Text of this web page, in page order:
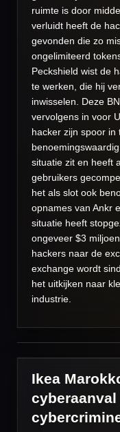
ruimte is door
verluidt heeft de
gevonden die zo
ongelimiteerd
Peckshield wist de
te werken, die hij
inwisselen. Deze
vervolgens in voor
hacker zijn spoor in
situatie zit en heeft
gebruikers
het als slot ook
opnames van Ankr
situatie heeft
ongeveer $3
hackers naar de
exchange wordt
het uitkijken naar
industrie.
Ikea